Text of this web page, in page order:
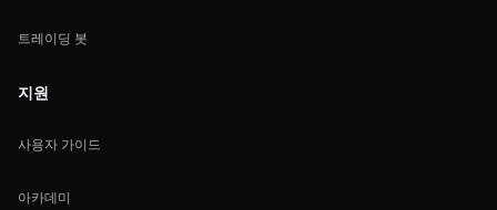
트레이딩 봇
지원
사용자 가이드
아카데미